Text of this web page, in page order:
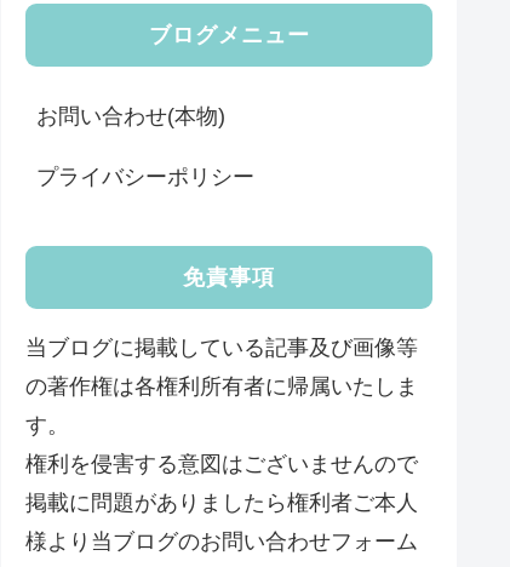
ブログメニュー
お問い合わせ(本物)
プライバシーポリシー
免責事項
当ブログに掲載している記事及び画像等
の著作権は各権利所有者に帰属いたしま
す。
権利を侵害する意図はございませんので
掲載に問題がありましたら権利者ご本人
様より当ブログのお問い合わせフォーム